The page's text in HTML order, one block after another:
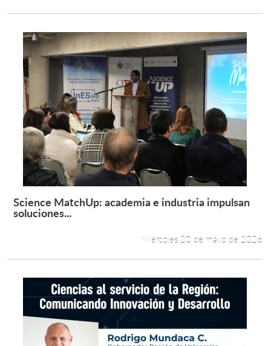
Funcionarios
Alumni
English
Leer más +
Science MatchUp: academia e industria impulsan
soluciones...
Miércoles 20 de mayo de 2026